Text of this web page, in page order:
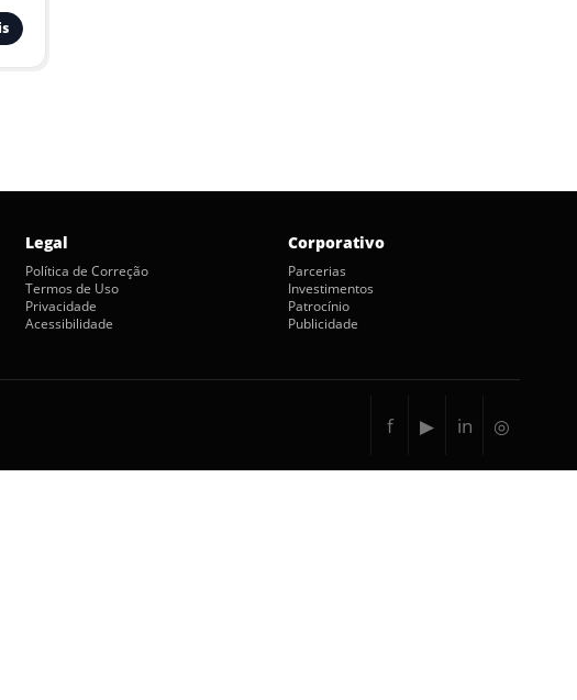
Legal
Política de Correção
Termos de Uso
Privacidade
Acessibilidade
Corporativo
Parcerias
Investimentos
Patrocínio
Publicidade
f ▶ in ◎